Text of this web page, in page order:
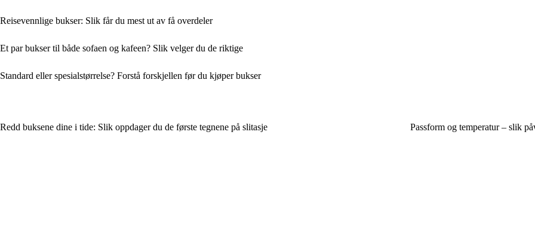
Reisevennlige bukser: Slik får du mest ut av få overdeler
Et par bukser til både sofaen og kafeen? Slik velger du de riktige
Standard eller spesialstørrelse? Forstå forskjellen før du kjøper bukser
Redd buksene dine i tide: Slik oppdager du de første tegnene på slitasje Passform og temperatur – slik